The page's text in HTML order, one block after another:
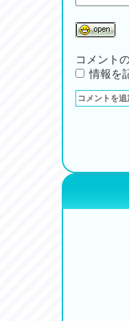
コメント
情報を